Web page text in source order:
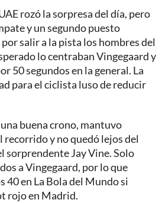
rozó la sorpresa del día, pero
y un segundo puesto
salir a la pista los hombres del
lo centraban Vingegaard y
50 segundos en la general. La
para el ciclista luso de reducir
buena crono, mantuvo
recorrido y no quedó lejos del
sorprendente Jay Vine. Solo
a Vingegaard, por lo que
40 en La Bola del Mundo si
rojo en Madrid.